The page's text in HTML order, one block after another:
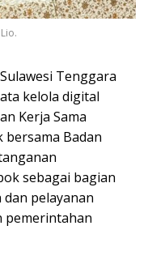
Tenggara
kelola digital
Kerja Sama
Badan
sebagai bagian
pelayanan
pemerintahan